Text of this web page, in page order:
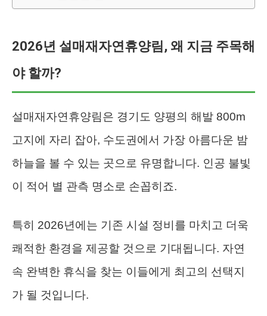
2026년 설매재자연휴양림, 왜 지금 주목해
야 할까?
설매재자연휴양림은 경기도 양평의 해발 800m
고지에 자리 잡아, 수도권에서 가장 아름다운 밤
하늘을 볼 수 있는 곳으로 유명합니다. 인공 불빛
이 적어 별 관측 명소로 손꼽히죠.
특히 2026년에는 기존 시설 정비를 마치고 더욱
쾌적한 환경을 제공할 것으로 기대됩니다. 자연
속 완벽한 휴식을 찾는 이들에게 최고의 선택지
가 될 것입니다.